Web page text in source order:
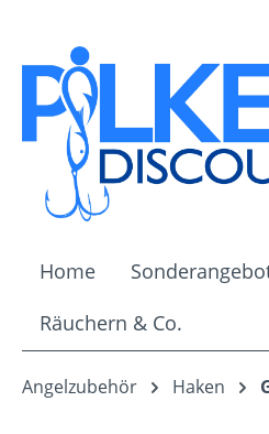
Home
Räuchern & Co.
Angelzubehör Haken